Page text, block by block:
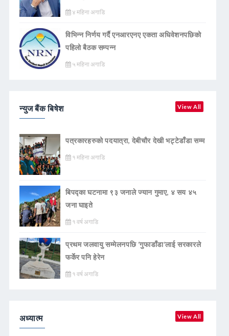
४ महिना अगाडि
विभिन्न निर्णय गर्दै एनआरएनए एकता अधिवेशनपछिको
पहिलो बैठक सम्पन्न
५ महिना अगाडि
न्युज बैंक बिषेश View All
पत्रकारहरुको पदयात्रा, देबीचौर देखी भट्टेडाँडा सम्म
१ महिना अगाडि
बिपद्का घटनामा ९३ जनाले ज्यान गुमाए, ४ सय ४५
जना घाइते
१ वर्ष अगाडि
प्रथम जलवायु सम्मेलनपछि ‘गुफाडाँडा’लाई सरकारले
फर्केर पनि हेरेन
१ वर्ष अगाडि
अध्यात्म View All